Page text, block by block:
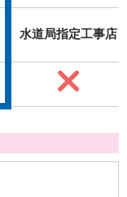
水道局指定工事店